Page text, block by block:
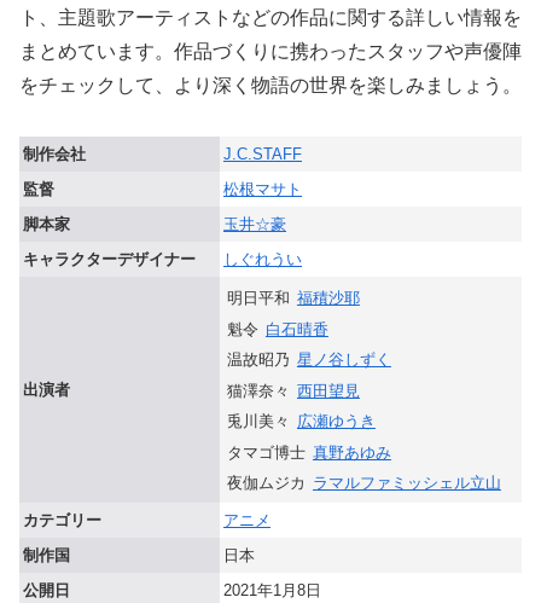
ト、主題歌アーティストなどの作品に関する詳しい情報を
まとめています。作品づくりに携わったスタッフや声優陣
をチェックして、より深く物語の世界を楽しみましょう。
制作会社
J.C.STAFF
監督
松根マサト
脚本家
玉井☆豪
キャラクターデザイナー
しぐれうい
出演者
明日平和 福積沙耶
魁令 白石晴香
温故昭乃 星ノ谷しずく
猫澤奈々 西田望見
兎川美々
広瀬ゆうき
タマゴ博士 真野あゆみ
夜伽ムジカ ラマルファミッシェル立山
カテゴリー
アニメ
制作国
日本
公開日
2021年1月8日